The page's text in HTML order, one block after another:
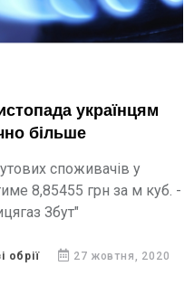
більше
споживачів у
8,85455 грн за м куб. -
Збут"
обрії 27 жовтня, 2020